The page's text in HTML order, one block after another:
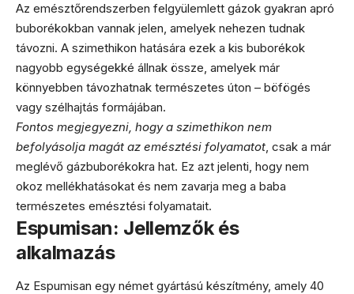
Az emésztőrendszerben felgyülemlett gázok gyakran apró
buborékokban vannak jelen, amelyek nehezen tudnak
távozni. A szimethikon hatására ezek a kis buborékok
nagyobb egységekké állnak össze, amelyek már
könnyebben távozhatnak természetes úton – böfögés
vagy szélhajtás formájában.
Fontos megjegyezni, hogy a szimethikon nem
befolyásolja magát az emésztési folyamatot, csak a már
meglévő gázbuborékokra hat. Ez azt jelenti, hogy nem
okoz mellékhatásokat és nem zavarja meg a baba
természetes emésztési folyamatait.
Espumisan: Jellemzők és
alkalmazás
Az Espumisan egy német gyártású készítmény, amely 40